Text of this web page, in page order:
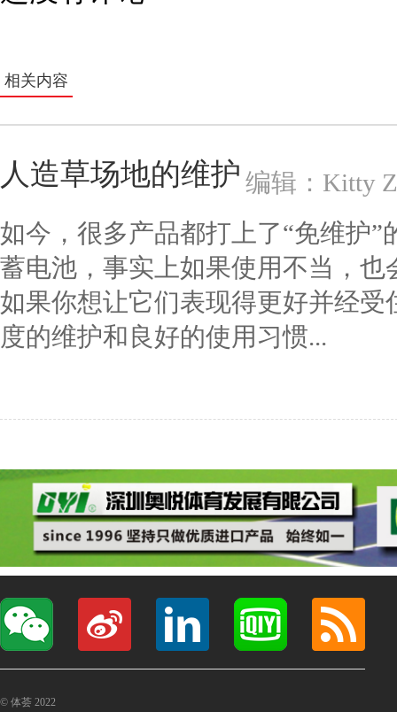
相关内容
人造草场地的维护 编辑：Kitty
如今，很多产品都打上了“免维护
蓄电池，事实上如果使用不当，
如果你想让它们表现得更好并经
度的维护和良好的使用习惯...
© 体荟 2022